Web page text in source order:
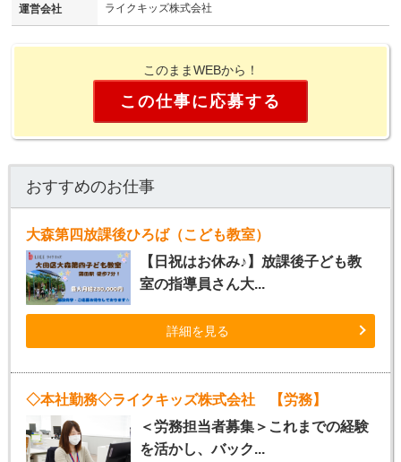
運営会社 ライクキッズ株式会社
このままWEBから！
この仕事に応募する
おすすめのお仕事
大森第四放課後ひろば（こども教室）
【日祝はお休み♪】放課後子ども教
室の指導員さん大...
詳細を見る
◇本社勤務◇ライクキッズ株式会社 【労務】
＜労務担当者募集＞これまでの経験
を活かし、バック...